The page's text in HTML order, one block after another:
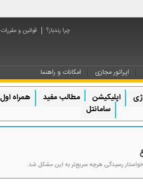
چرا رندباز؟ قوانین و مقررات
اپراتور مجازی امکانات و راهنما
اپلیکیشن مطالب مفید همراه اول
سامانتل
و خواستار رسیدگی هرچه سریع‌تر به این مشکل شد.